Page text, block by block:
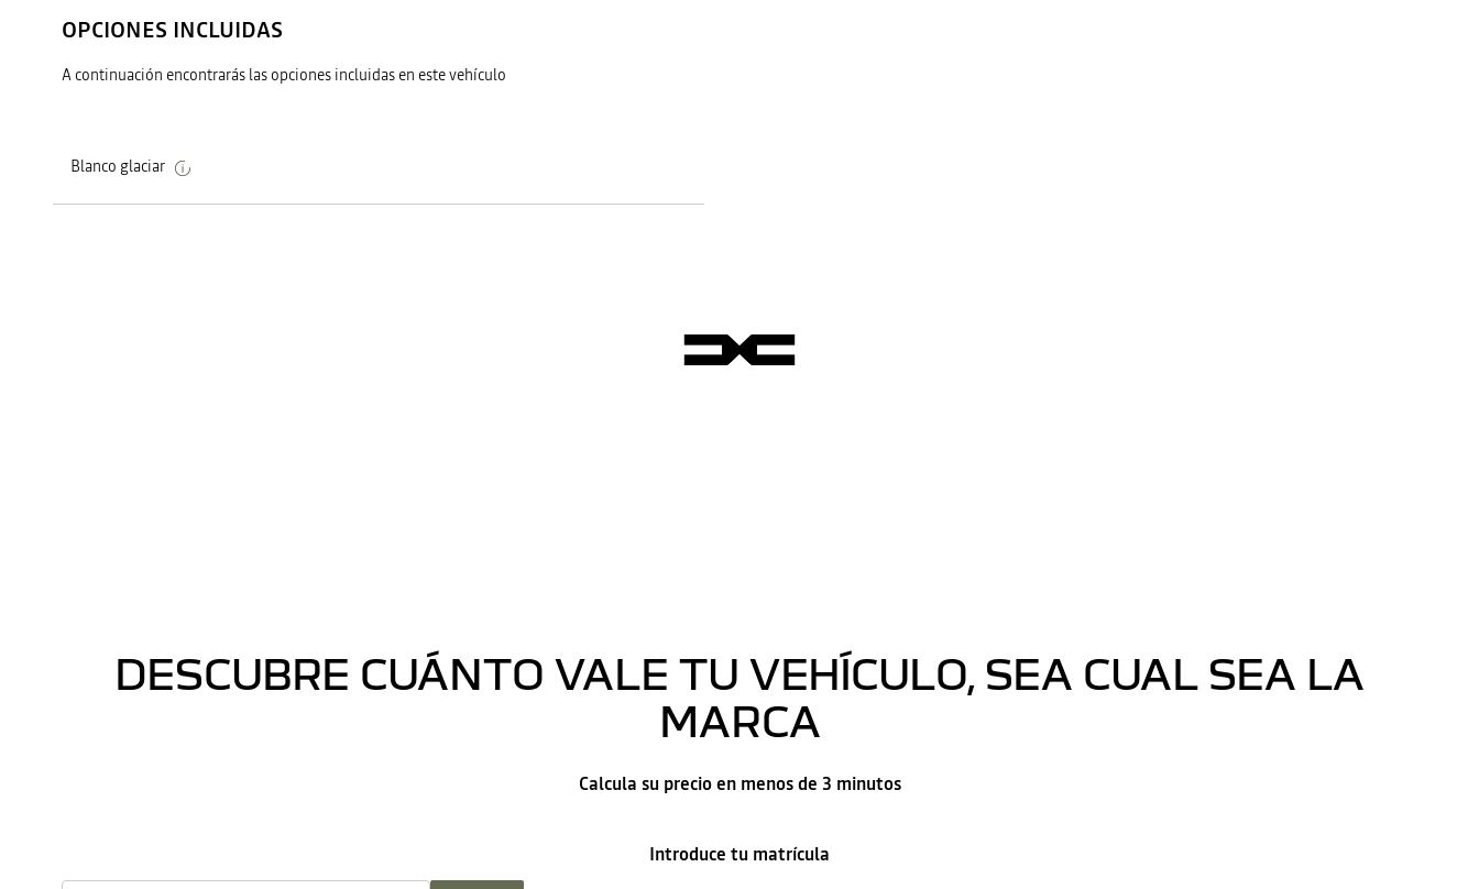
OPCIONES INCLUIDAS
A continuación encontrarás las opciones incluidas en este vehículo
Blanco glaciar
DESCUBRE CUÁNTO VALE TU VEHÍCULO, SEA CUAL SEA LA
MARCA
Calcula su precio en menos de 3 minutos
Introduce tu matrícula